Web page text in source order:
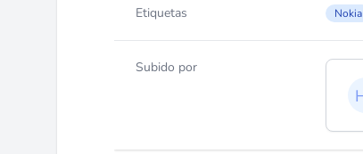
Etiquetas Nokia
Subido por